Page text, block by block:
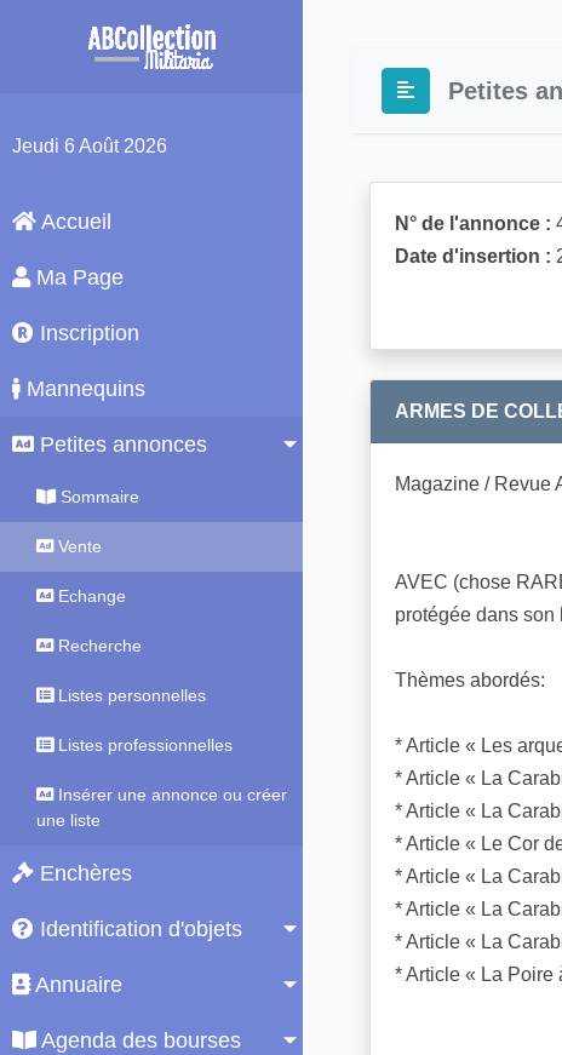
Jeudi 6 Août 2026
Accueil
Ma Page
Inscription
Mannequins
Petites annonces
Sommaire
Vente
Echange
Recherche
Listes personnelles
Listes professionnelles
Insérer une annonce ou créer
une liste
Enchères
Identification d'objets
Annuaire
Agenda des bourses
Petites
N° de l'annonce :
Date d'insertion :
ARMES DE
Magazine / Revue
AVEC (chose
protégée dans son
Thèmes abordés:
* Article « Les
* Article « La
* Article « La
* Article « Le Cor
* Article « La
* Article « La
* Article « La
* Article « La Poire